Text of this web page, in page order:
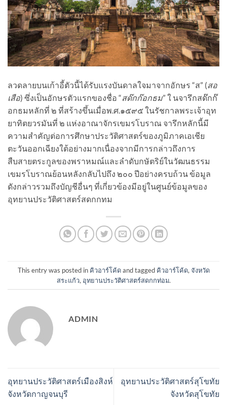
ลวดลายบนเก้าอี้ตัวนี้ได้รับแรงบันดาลใจมาจากอักษร “ส” (สอ
เสือ) ซึ่งเป็นอักษรตัวแรกของชื่อ “สด๊กก๊อกธม” ใ นจารึกสด๊กก๊
อกธมหลักที่ ๒ ที่สร้างขึ้นเมื่อพ.ศ.๑๕๙๕ ในรัชกาลพระเจ้าอุท
ยาทิตยวรมันที่ ๒ แห่งอาณาจักรเขมรโบราณ จารึกหลักนี้มี
ความสำคัญต่อการศึกษาประวัติศาสตร์ของภูมิภาคเอเชีย
ตะวันออกเฉียงใต้อย่างมากเนื่องจากมีการกล่าวถึงการ
สืบสายตระกูลของพราหมณ์และลำดับกษัตริย์ในวัฒนธรรม
เขมรโบราณย้อนหลังกลับไปถึง ๒๐๐ ปีอย่างครบถ้วน ข้อมูล
ดังกล่าวรวมถึงบัญชีอื่นๆ ที่เกี่ยวข้องมีอยู่ในศูนย์ข้อมูลของ
อุทยานประวัติศาสตร์สดกกทม
This entry was posted in คิวอาร์โค้ดand tagged คิวอาร์โค้ด, จังหวัด
สระแก้ว, อุทยานประวัติศาสตร์สดกกท่อม.
ADMIN
อุทยานประวัติศาสตร์เมืองสิงห์
จังหวัดกาญจนบุรี
อุทยานประวัติศาสตร์สุโขทัย
จังหวัดสุโขทัย